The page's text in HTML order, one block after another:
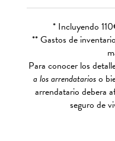
* Incluyendo
** Gastos de
Para conocer los
a los arrendatarioso
arrendatario debera
seguro de